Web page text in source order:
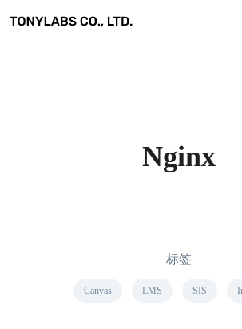
Nginx
标签
Canvas LMS SIS